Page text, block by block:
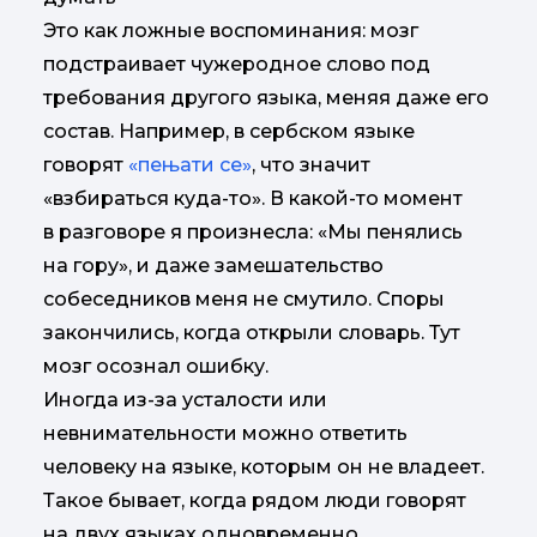
Это как ложные воспоминания: мозг
подстраивает чужеродное слово под
требования другого языка, меняя даже его
состав. Например, в сербском языке
говорят «пењати се», что значит
«взбираться куда-то». В какой-то момент
в разговоре я произнесла: «Мы пенялись
на гору», и даже замешательство
собеседников меня не смутило. Споры
закончились, когда открыли словарь. Тут
мозг осознал ошибку.
Иногда из-за усталости или
невнимательности можно ответить
человеку на языке, которым он не владеет.
Такое бывает, когда рядом люди говорят